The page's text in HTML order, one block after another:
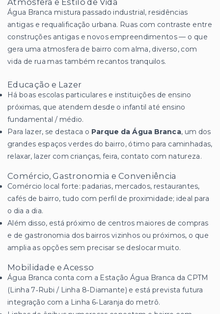
Água Branca mistura passado industrial, residências
antigas e requalificação urbana. Ruas com contraste entre
construções antigas e novos empreendimentos — o que
gera uma atmosfera de bairro com alma, diverso, com
vida de rua mas também recantos tranquilos.
Educação e Lazer
Há boas escolas particulares e instituições de ensino
próximas, que atendem desde o infantil até ensino
fundamental / médio.
Para lazer, se destaca o Parque da Água Branca, um dos
grandes espaços verdes do bairro, ótimo para caminhadas,
relaxar, lazer com crianças, feira, contato com natureza.
Comércio, Gastronomia e Conveniência
Comércio local forte: padarias, mercados, restaurantes,
cafés de bairro, tudo com perfil de proximidade; ideal para
o dia a dia.
Além disso, está próximo de centros maiores de compras
e de gastronomia dos bairros vizinhos ou próximos, o que
amplia as opções sem precisar se deslocar muito.
Mobilidade e Acesso
Água Branca conta com a Estação Água Branca da CPTM
(Linha 7‑Rubi / Linha 8‑Diamante) e está prevista futura
integração com a Linha 6‑Laranja do metrô.